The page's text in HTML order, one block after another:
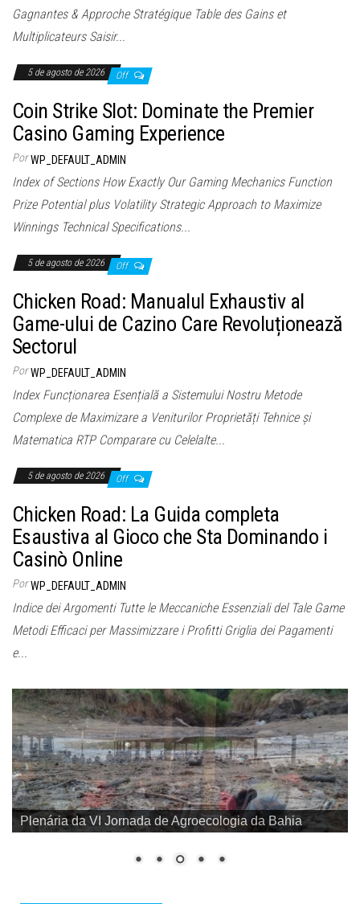
Gagnantes & Approche Stratégique Table des Gains et
Multiplicateurs Saisir...
5 de agosto de 2026 Off
Coin Strike Slot: Dominate the Premier
Casino Gaming Experience
Por WP_DEFAULT_ADMIN
Index of Sections How Exactly Our Gaming Mechanics Function
Prize Potential plus Volatility Strategic Approach to Maximize
Winnings Technical Specifications...
5 de agosto de 2026 Off
Chicken Road: Manualul Exhaustiv al
Game-ului de Cazino Care Revoluționează
Sectorul
Por WP_DEFAULT_ADMIN
Index Funcționarea Esențială a Sistemului Nostru Metode
Complexe de Maximizare a Veniturilor Proprietăți Tehnice și
Matematica RTP Comparare cu Celelalte...
5 de agosto de 2026 Off
Chicken Road: La Guida completa
Esaustiva al Gioco che Sta Dominando i
Casinò Online
Por WP_DEFAULT_ADMIN
Indice dei Argomenti Tutte le Meccaniche Essenziali del Tale Game
Metodi Efficaci per Massimizzare i Profitti Griglia dei Pagamenti
e...
Plenária da VI Jornada de Agroecologia da Bahia